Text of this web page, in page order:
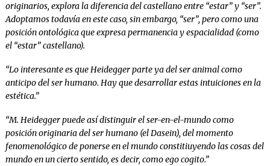
originarios, explora la diferencia del castellano entre “estar” y “ser”.
Adoptamos todavía en este caso, sin embargo, “ser”, pero como una
posición ontológica que expresa permanencia y espacialidad (como
el “estar” castellano).
“Lo interesante es que Heidegger parte ya del ser animal como
anticipo del ser humano. Hay que desarrollar estas intuiciones en la
estética.”
“M. Heidegger puede así distinguir el ser-en-el-mundo como
posición originaria del ser humano (el Dasein), del momento
fenomenológico de ponerse en el mundo constitiuyendo las cosas del
mundo en un cierto sentido, es decir, como ego cogito.”